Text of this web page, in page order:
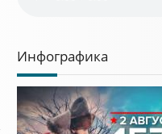
Инфографика